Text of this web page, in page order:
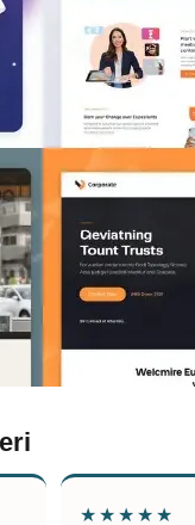
★★★★★